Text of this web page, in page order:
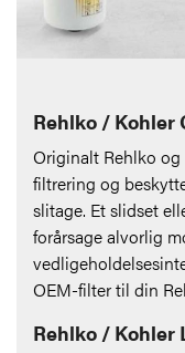
Rehlko / Kohler
Originalt Rehlko
filtrering og
slitage. Et slidset
forårsage alvorlig
OEM-filter til din
Rehlko /